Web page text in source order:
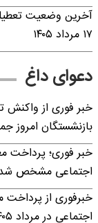
آخرین وضعیت
۱۷ مرداد ۱۴۰۵
دعوای داغ
خبر فوری از واکنش
بازنشستگان امروز جمعه ۱۶ مرداد
خبر فوری؛ پرداخت
اجتماعی مشخص
خبرفوری از پرداخت
اجتماعی در مرداد ۱۴۰۵